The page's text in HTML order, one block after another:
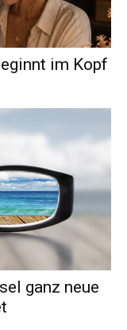
im Kopf
ganz neue